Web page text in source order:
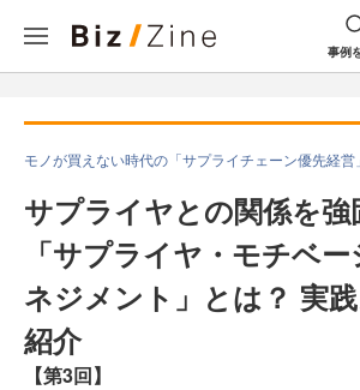
事例
モノが買えない時代の「サプライチェーン優先経営」
サプライヤとの関係を強
「サプライヤ・モチベ
ネジメント」とは？ 実
紹介
【第3回】